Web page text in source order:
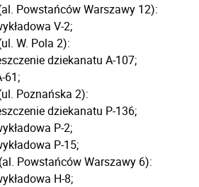
Powstańców Warszawy 12):
V-2;
W. Pola 2):
dziekanatu A-107;
61;
Poznańska 2):
dziekanatu P-136;
P-2;
P-15;
Powstańców Warszawy 6):
H-8;